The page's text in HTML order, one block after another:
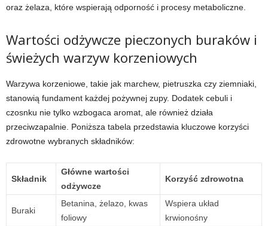
oraz żelaza, które wspierają odporność i procesy metaboliczne.
Wartości odżywcze pieczonych buraków i
świeżych warzyw korzeniowych
Warzywa korzeniowe, takie jak marchew, pietruszka czy ziemniaki,
stanowią fundament każdej pożywnej zupy. Dodatek cebuli i
czosnku nie tylko wzbogaca aromat, ale również działa
przeciwzapalnie. Poniższa tabela przedstawia kluczowe korzyści
zdrowotne wybranych składników:
Składnik
Główne wartości
odżywcze
Korzyść zdrowotna
Buraki
Betanina, żelazo, kwas
foliowy
Wspiera układ
krwionośny